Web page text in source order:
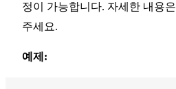
정이 가능합니다. 자세한 내용은
주세요.
예제: